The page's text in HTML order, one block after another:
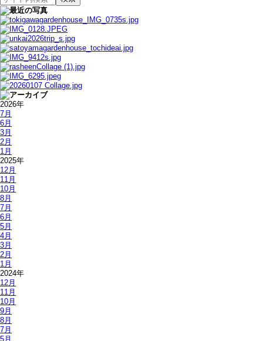
2026年
7月
6月
3月
2月
1月
2025年
12月
11月
10月
8月
7月
6月
5月
4月
3月
2月
1月
2024年
12月
11月
10月
9月
8月
7月
5月